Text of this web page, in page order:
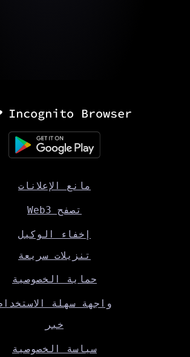
مانع الإعلانات
تصفح Web3
إخفاء الوكيل
تنزيلات سريعة
حماية الخصوصية
واجهة سهلة الاستخدام
خبر
سياسة الخصوصية